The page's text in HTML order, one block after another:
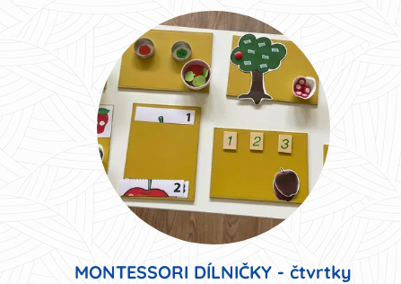
MONTESSORI DÍLNIČKY - čtvrtky